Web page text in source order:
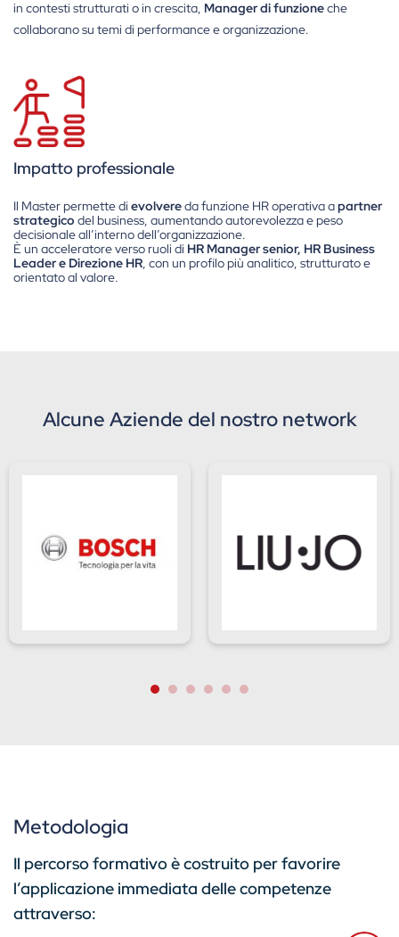
in contesti strutturati o in crescita, Manager di funzioneche
collaborano su temi di performance e organizzazione.
Impatto professionale
Il Master permette di evolvereda funzione HR operativa apartner
strategico del business, aumentando autorevolezza e peso
decisionale all’interno dell’organizzazione.
È un acceleratore verso ruoli di HR Manager senior, HR Business
Leader e Direzione HR, con un profilo più analitico, strutturato e
orientato al valore.
Alcune Aziende del nostro network
Metodologia
Il percorso formativo è costruito per favorire
l’applicazione immediata delle competenze
attraverso: